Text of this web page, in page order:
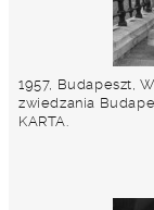
1957, Budapeszt,
zwiedzania
KARTA.